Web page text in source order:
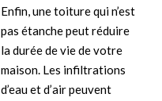
Enfin, une toiture qui n’est
pas étanche peut réduire
la durée de vie de votre
maison. Les infiltrations
d’eau et d’air peuvent